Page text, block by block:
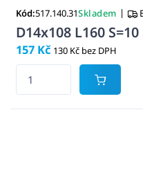
Kód:517.140.31Skladem |
D14x108 L160 S=10
157 Kč 130 Kč bez DPH